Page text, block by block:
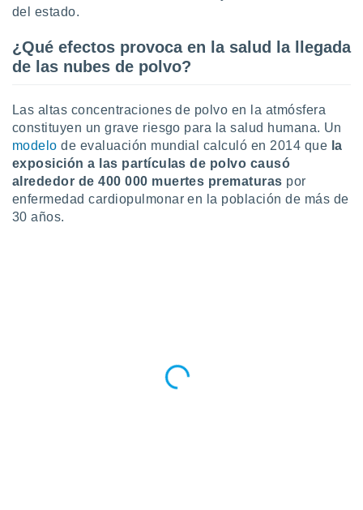
perfiles
utilizar
crear un
uso de
la
contenido
medir el
de la
el
del estado.
¿Qué efectos provoca en la salud la llegada
de las nubes de polvo?
Las altas concentraciones de polvo en la atmósfera
constituyen un grave riesgo para la salud humana. Un
modelo de evaluación mundial calculó en 2014 que la
exposición a las partículas de polvo causó
alrededor de 400 000 muertes prematuras por
enfermedad cardiopulmonar en la población de más de
30 años.